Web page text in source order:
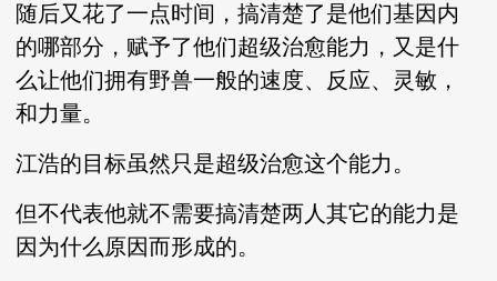
随后又花了一点时间，搞清楚了是他们基因内
的哪部分，赋予了他们超级治愈能力，又是什
么让他们拥有野兽一般的速度、反应、灵敏，
和力量。
江浩的目标虽然只是超级治愈这个能力。
但不代表他就不需要搞清楚两人其它的能力是
因为什么原因而形成的。